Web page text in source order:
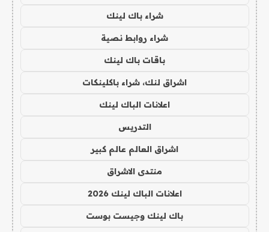
شراء باك لينك
شراء روابط نصية
باقات باك لينك
اشراق لنك، شراء باكلينكات
اعلانات الباك لينك
التدريس
اشراق العالم عالم كبير
منتدى الاشراق
اعلانات الباك لينك 2026
باك لينك وجيست بوست